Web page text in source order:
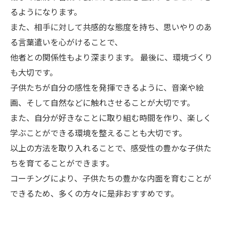
るようになります。
また、相手に対して共感的な態度を持ち、思いやりのあ
る言葉遣いを心がけることで、
他者との関係性もより深まります。 最後に、環境づくり
も大切です。
子供たちが自分の感性を発揮できるように、音楽や絵
画、そして自然などに触れさせることが大切です。
また、自分が好きなことに取り組む時間を作り、楽しく
学ぶことができる環境を整えることも大切です。
以上の方法を取り入れることで、感受性の豊かな子供た
ちを育てることができます。
コーチングにより、子供たちの豊かな内面を育むことが
できるため、多くの方々に是非おすすめです。